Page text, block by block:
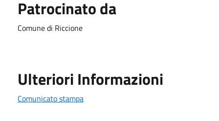
Patrocinato da
Comune di Riccione
Ulteriori Informazioni
Comunicato stampa